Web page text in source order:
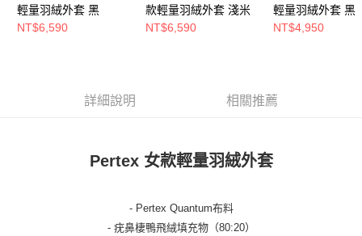
輕量羽絨外套 黑
NT$6,590
款輕量羽絨外套 淺米
NT$6,590
輕量羽絨外套 黑
NT$4,950
詳細說明 相關推薦
Pertex 女款輕量羽絨外套
- Pertex Quantum布料
- 疣鼻棲鴨飛絨填充物（80:20）